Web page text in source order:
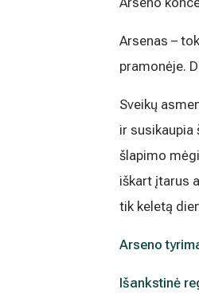
Arsenas –
pramonėje.
Sveikų
ir susikaupia
šlapimo
iškart įtarus
tik keletą
Arseno
Išankstinė